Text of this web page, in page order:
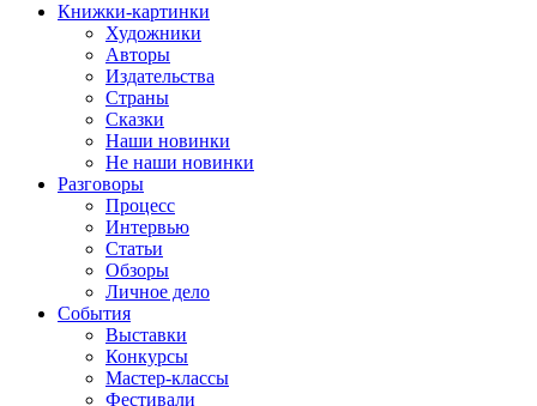
Книжки-картинки
Художники
Авторы
Издательства
Страны
Сказки
Наши новинки
Не наши новинки
Разговоры
Процесс
Интервью
Статьи
Обзоры
Личное дело
События
Выставки
Конкурсы
Мастер-классы
Фестивали